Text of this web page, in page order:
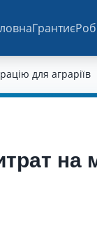
Гранти
для аграріїв
на